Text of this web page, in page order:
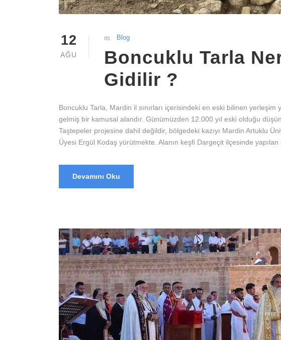
12
AĞU
Blog
Boncuklu Tarla
Gidilir ?
Boncuklu Tarla, Mardin il sınırları içerisindeki en eski bilinen
gelmiş bir kamusal alandır. Günümüzden 12.000 yıl eski olduğu
Taştepeler projesine dahil değildir, bölgedeki kazıyı Mardin Artuklu
Üyesi Ergül Kodaş yürütmekte. Alanın keşfi Dargeçit ilçesinde yapılan
Devamını Oku